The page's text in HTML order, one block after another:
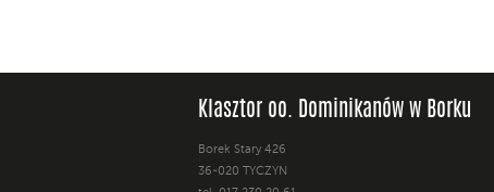
Klasztor oo. Dominikanów w Borku
Borek Stary 426
36-020 TYCZYN